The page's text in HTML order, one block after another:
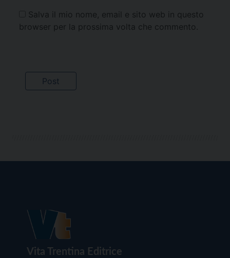
Salva il mio nome, email e sito web in questo
browser per la prossima volta che commento.
Vita Trentina Editrice